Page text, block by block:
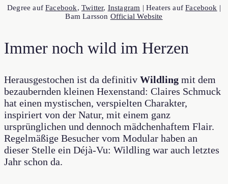
Degree aufFacebook, Twitter, Instagram | Heaters aufFacebook |
Bam Larsson Official Website
Immer noch wild im Herzen
Herausgestochen ist da definitiv Wildling mit dem
bezaubernden kleinen Hexenstand: Claires Schmuck
hat einen mystischen, verspielten Charakter,
inspiriert von der Natur, mit einem ganz
ursprünglichen und dennoch mädchenhaftem Flair.
Regelmäßige Besucher vom Modular haben an
dieser Stelle ein Déjà-Vu: Wildling war auch letztes
Jahr schon da.